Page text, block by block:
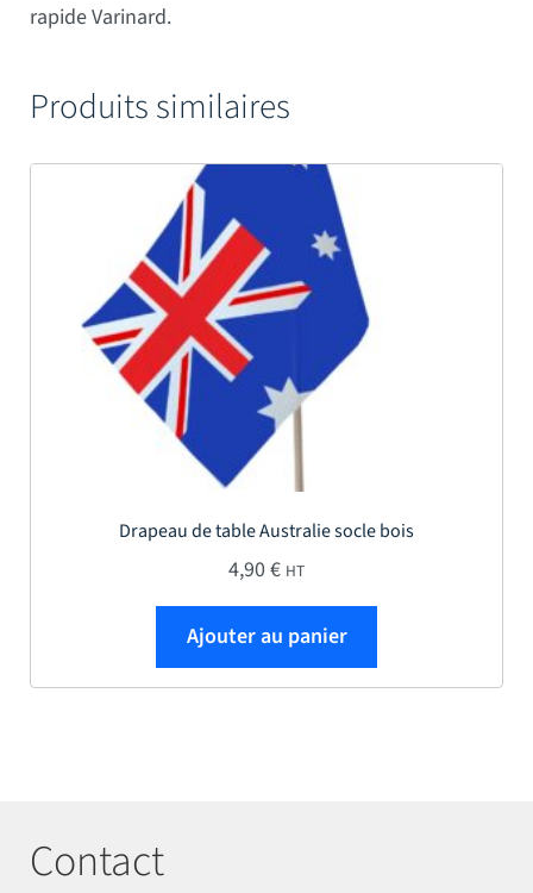
rapide Varinard.
Produits similaires
Drapeau de table Australie socle bois
4,90€ HT
Ajouter au panier
Contact